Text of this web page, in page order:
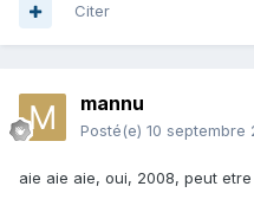
Citer
mannu
Posté(e) 10 septembre
aie aie aie, oui, 2008, peut